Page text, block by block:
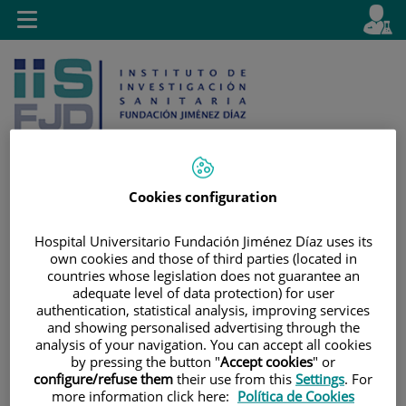
Jump to content
selector
Active
en
Toggle
navigation
Cookies configuration
Hospital Universitario Fundación Jiménez Díaz uses its
own cookies and those of third parties (located in
countries whose legislation does not guarantee an
adequate level of data protection) for user
authentication, statistical analysis, improving services
and showing personalised advertising through the
analysis of your navigation. You can accept all cookies
by pressing the button "Accept cookies" or
configure/refuse them their use from this Settings. For
more information click here: Política de Cookies